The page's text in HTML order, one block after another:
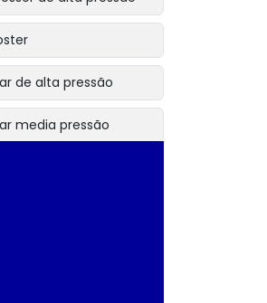
de alta pressão
media pressão
para indústria